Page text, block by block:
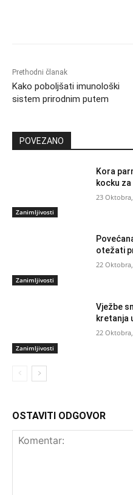
Prethodni članak
Kako poboljšati imunološki
sistem prirodnim putem
POVEZANO
Zanimljivosti
Kora
kocku
23
Zanimljivosti
otežati
22
Zanimljivosti
Vježbe
kretanja
22
OSTAVITI ODGOVOR